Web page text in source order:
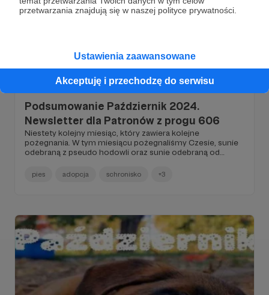
przetwarzania znajdują się w naszej polityce prywatności.
Ustawienia zaawansowane
Akceptuję i przechodzę do serwisu
03.11.2024 ● Brak komentarzy
Podsumowanie Październik 2024.
Newsletter dla Patronów z progu 606
Niestety kolejny miesiąc, który zawiera kolejne
pożegnania. W tym miesiącu pożegnaliśmy Czesie, sunie
odebraną z pseudo hodowli oraz sunie odebraną od
pies adopcja schronisko +3